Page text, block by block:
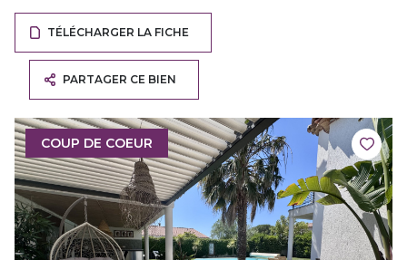
TÉLÉCHARGER LA FICHE
PARTAGER CE BIEN
COUP DE COEUR